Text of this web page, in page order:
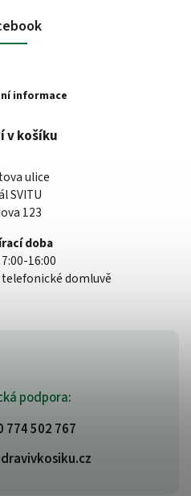
podpora:
774 502 767
informace
v košíku
ulice
SVITU
123
doba
16:00
domluvě